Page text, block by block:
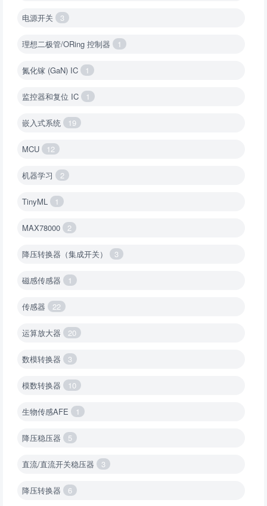
电源开关 3
理想二极管/ORing 控制器 1
氮化镓 (GaN) IC 1
监控器和复位 IC 1
嵌入式系统 19
MCU 12
机器学习 2
TinyML 1
MAX78000 2
降压转换器（集成开关） 3
磁感传感器 1
传感器 22
运算放大器 20
数模转换器 3
模数转换器 10
生物传感AFE 1
降压稳压器 5
直流/直流开关稳压器 3
降压转换器 6